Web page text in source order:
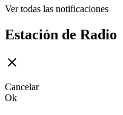
Ver todas las notificaciones
Estación de Radio
Cancelar
Ok